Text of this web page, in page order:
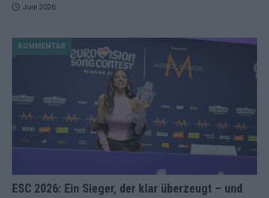
Juni 2026
ESC 2026: Ein Sieger, der klar überzeugt – und
KOMMENTAR